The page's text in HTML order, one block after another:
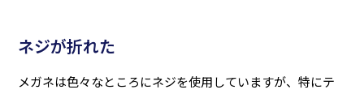
ネジが折れた
メガネは色々なところにネジを使用していますが、特にテ